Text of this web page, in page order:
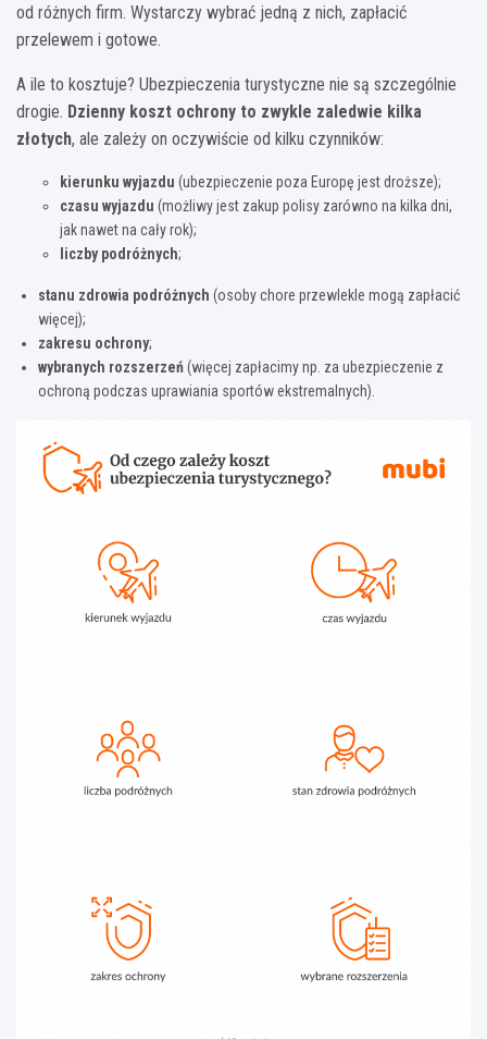
od różnych firm. Wystarczy wybrać jedną z nich, zapłacić
przelewem i gotowe.
A ile to kosztuje? Ubezpieczenia turystyczne nie są szczególnie
drogie. Dzienny koszt ochrony to zwykle zaledwie kilka
złotych, ale zależy on oczywiście od kilku czynników:
kierunku wyjazdu (ubezpieczenie poza Europę jest droższe);
czasu wyjazdu (możliwy jest zakup polisy zarówno na kilka dni,
jak nawet na cały rok);
liczby podróżnych;
stanu zdrowia podróżnych (osoby chore przewlekle mogą zapłacić
więcej);
zakresu ochrony;
wybranych rozszerzeń(więcej zapłacimy np. za ubezpieczenie z
ochroną podczas uprawiania sportów ekstremalnych).